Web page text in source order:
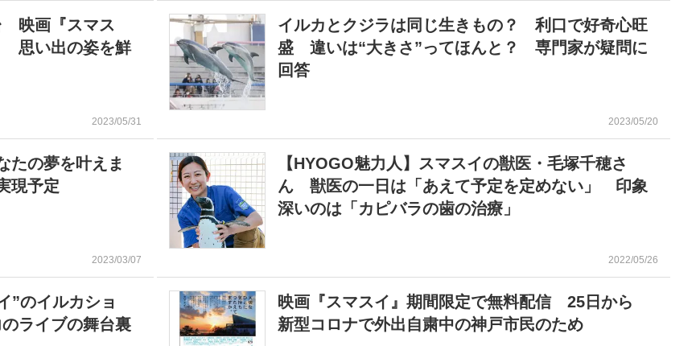
映画『スマス
思い出の姿を鮮
2023/05/31
イルカとクジラは同じ生きもの？ 利口で好奇心旺
盛 違いは“大きさ”ってほんと？ 専門家が疑問に
回答
2023/05/20
たの夢を叶えま
現予定
2023/03/07
【HYOGO魅力人】スマスイの獣医・毛塚千穂さ
ん 獣医の一日は「あえて予定を定めない」 印象
深いのは「カピバラの歯の治療」
2022/05/26
”のイルカショ
ライブの舞台裏
映画『スマスイ』期間限定で無料配信 25日から
新型コロナで外出自粛中の神戸市民のため